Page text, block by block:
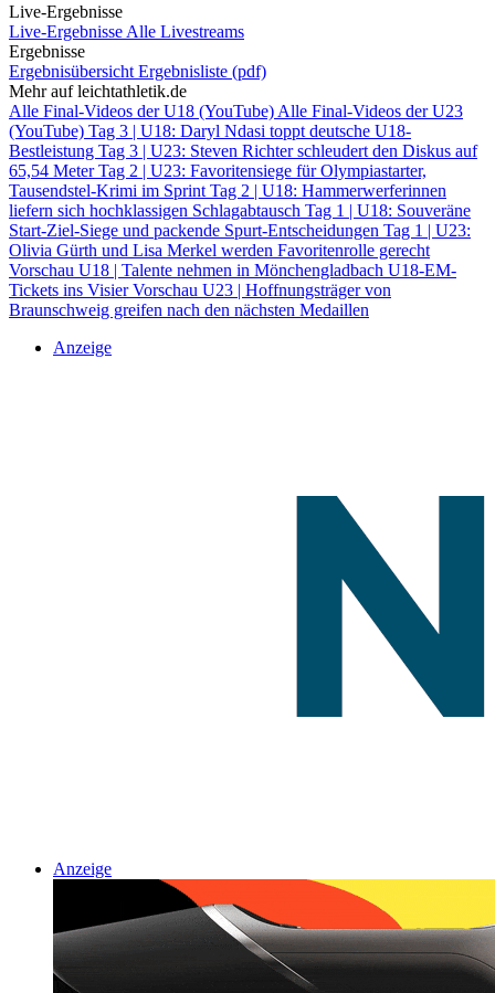
Live-Ergebnisse
Live-Ergebnisse Alle Livestreams
Ergebnisse
Ergebnisübersicht Ergebnisliste (pdf)
Mehr auf leichtathletik.de
Alle Final-Videos der U18 (YouTube) Alle Final-Videos der U23
(YouTube) Tag 3 | U18: Daryl Ndasi toppt deutsche U18-
Bestleistung Tag 3 | U23: Steven Richter schleudert den Diskus auf
65,54 MeterTag 2 | U23: Favoritensiege für Olympiastarter,
Tausendstel-Krimi im Sprint Tag 2 | U18: Hammerwerferinnen
liefern sich hochklassigen Schlagabtausch Tag 1 | U18: Souveräne
Start-Ziel-Siege und packende Spurt-Entscheidungen Tag 1 | U23:
Olivia Gürth und Lisa Merkel werden Favoritenrolle gerecht
Vorschau U18 | Talente nehmen in Mönchengladbach U18-EM-
Tickets ins VisierVorschau U23 | Hoffnungsträger von
Braunschweig greifen nach den nächsten Medaillen
Anzeige
Anzeige